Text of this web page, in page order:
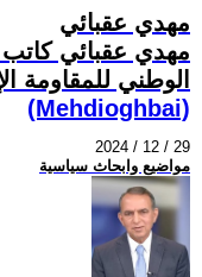
مهدي عقبائي
مهدي عقبائي
الوطني للمقاومة
(Mehdioghbai)
2024 / 12 / 29
مواضيع وابحاث سياسية